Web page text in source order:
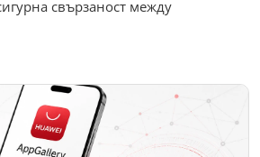
свързаност между